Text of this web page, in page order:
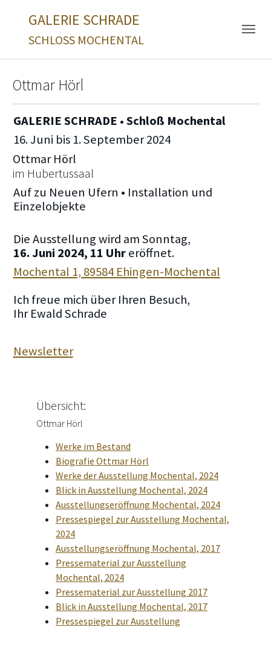
GALERIE SCHRADE
SCHLOSS MOCHENTAL
Ottmar Hörl
GALERIE SCHRADE • Schloß Mochental
16. Juni bis 1. September 2024
Ottmar Hörl
im Hubertussaal
Auf zu Neuen Ufern • Installation und
Einzelobjekte
Die Ausstellung wird am Sonntag,
16. Juni 2024, 11 Uhreröffnet.
Mochental 1, 89584 Ehingen-Mochental
Ich freue mich über Ihren Besuch,
Ihr Ewald Schrade
Newsletter
Übersicht:
Ottmar Hörl
Werke im Bestand
Biografie Ottmar Hörl
Werke der Ausstellung Mochental, 2024
Blick in Ausstellung Mochental, 2024
Ausstellungseröffnung Mochental, 2024
Pressespiegel zur Ausstellung Mochental,
2024
Ausstellungseröffnung Mochental, 2017
Pressematerial zur Ausstellung
Mochental, 2024
Pressematerial zur Ausstellung 2017
Blick in Ausstellung Mochental, 2017
Pressespiegel zur Ausstellung